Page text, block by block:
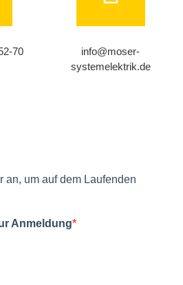
70
info@moser-
systemelektrik.de
an, um auf dem Laufenden
Anmeldung